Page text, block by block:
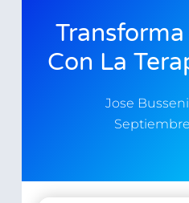
Con La
Jose